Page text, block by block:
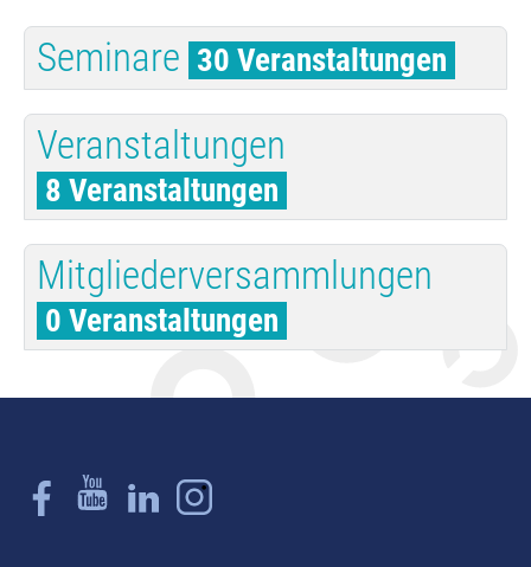
Seminare 30 Veranstaltungen
Veranstaltungen
8 Veranstaltungen
Mitgliederversammlungen
0 Veranstaltungen